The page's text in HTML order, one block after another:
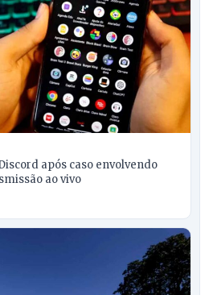
após caso envolvendo
ao vivo